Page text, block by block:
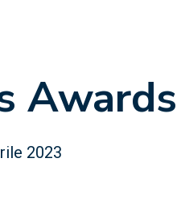
Awards
2023